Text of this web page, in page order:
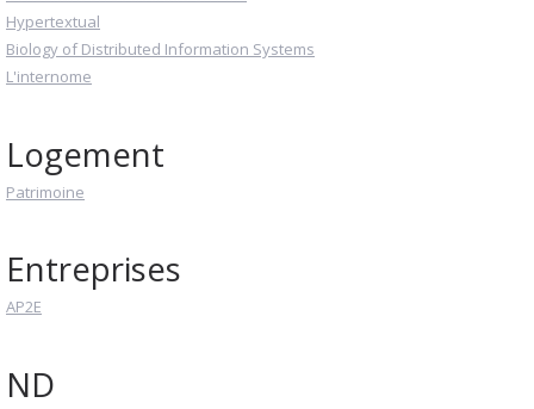
Hypertextual
Biology of Distributed Information Systems
L'internome
Logement
Patrimoine
Entreprises
AP2E
ND